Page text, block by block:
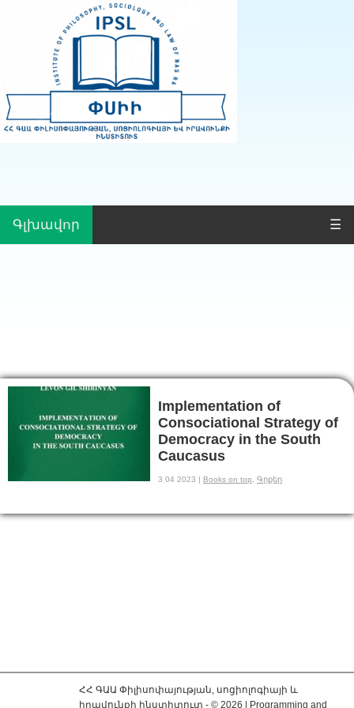
Գլխավոր ☰
Implementation of
Consociational Strategy of
Democracy in the South
Caucasus
3 04 2023 | Books on top, Գրքեր
ՀՀ ԳԱԱ Փիլիսոփայության, սոցիոլոգիայի և
իրավունքի ինստիտուտ - © 2026 | Programming and